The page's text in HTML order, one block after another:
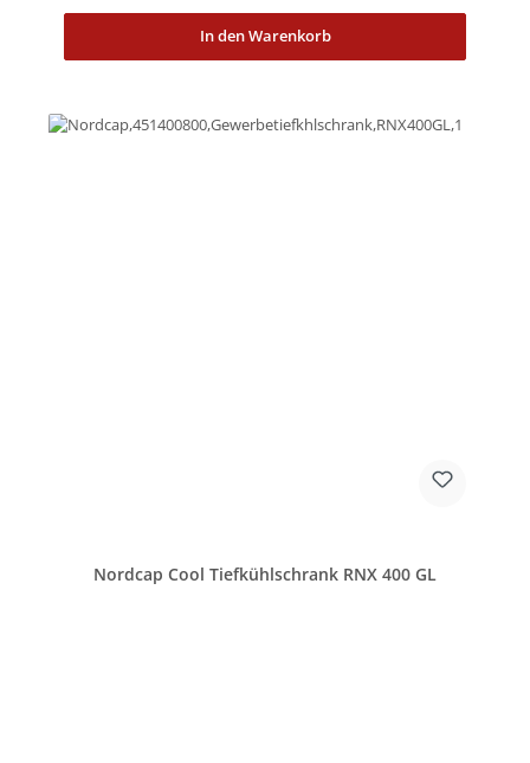
In den Warenkorb
Nordcap Cool Tiefkühlschrank RNX 400 GL